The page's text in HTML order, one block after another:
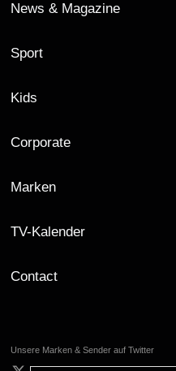
News & Magazine
Sport
Kids
Corporate
Marken
TV-Kalender
Contact
Unsere Marken & Sender auf Twitter